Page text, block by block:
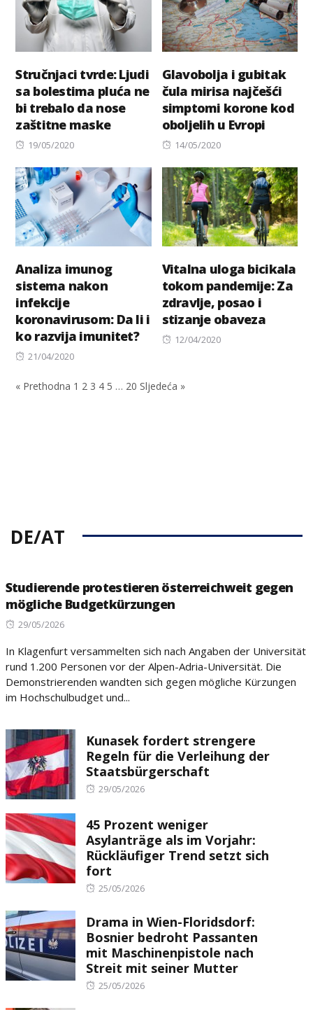
Stručnjaci tvrde: Ljudi
sa bolestima pluća ne
bi trebalo da nose
zaštitne maske
Posted
19/05/2020
Glavobolja i gubitak
čula mirisa najčešći
simptomi korone kod
oboljelih u Evropi
Posted
14/05/2020
Analiza imunog
sistema nakon
infekcije
koronavirusom: Da li i
ko razvija imunitet?
Posted
21/04/2020
Vitalna uloga bicikala
tokom pandemije: Za
zdravlje, posao i
stizanje obaveza
Posted
12/04/2020
« Prethodna 1 2 3 4 5 … 20 Sljedeća »
DE/AT
Studierende protestieren österreichweit gegen
mögliche Budgetkürzungen
Posted
29/05/2026
In Klagenfurt versammelten sich nach Angaben der Universität
rund 1.200 Personen vor der Alpen-Adria-Universität. Die
Demonstrierenden wandten sich gegen mögliche Kürzungen
im Hochschulbudget und...
Kunasek fordert strengere
Regeln für die Verleihung der
Staatsbürgerschaft
Posted
29/05/2026
45 Prozent weniger
Asylanträge als im Vorjahr:
Rückläufiger Trend setzt sich
fort
Posted
25/05/2026
Drama in Wien-Floridsdorf:
Bosnier bedroht Passanten
mit Maschinenpistole nach
Streit mit seiner Mutter
Posted
25/05/2026